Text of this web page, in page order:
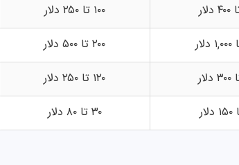
۱۰۰ تا ۲۵۰ دلار
۲۰۰ تا ۵۰۰ دلار
۱۲۰ تا ۲۵۰ دلار
۳۰ تا ۸۰ دلار